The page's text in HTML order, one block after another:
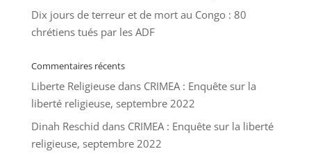
Dix jours de terreur et de mort au Congo : 80
chrétiens tués par les ADF
Commentaires récents
Liberte Religieusedans CRIMEA : Enquête sur la
liberté religieuse, septembre 2022
Dinah Reschid dans CRIMEA : Enquête sur la liberté
religieuse, septembre 2022